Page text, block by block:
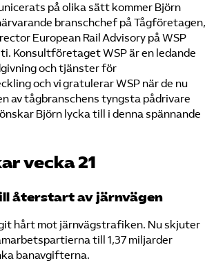
på olika sätt kommer Björn
branschchef på Tågföretagen,
European Rail Advisory på WSP
Konsultföretaget WSP är en ledande
och tjänster för
och vi gratulerar WSP när de nu
av tågbranschens tyngsta pådrivare
Björn lycka till i denna spännande
vecka 21
återstart av järnvägen
hårt mot järnvägstrafiken. Nu skjuter
till 1,37 miljarder
banavgifterna.